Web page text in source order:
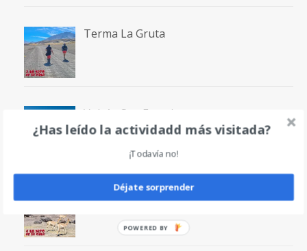
Terma La Gruta
Volcán San Francisco
Laguna San Francisco
¿Has leído la actividadd más visitada?
¡Todavía no!
Déjate sorprender
POWERED